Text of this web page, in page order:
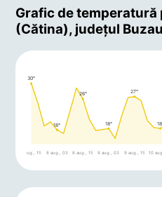
Grafic de temperatură
(Cătina), județul Buzau
30°
7 aug., 15
18°
8 aug., 03
26°
8 aug., 15
18°
9 aug., 03
27°
9 aug., 15 10